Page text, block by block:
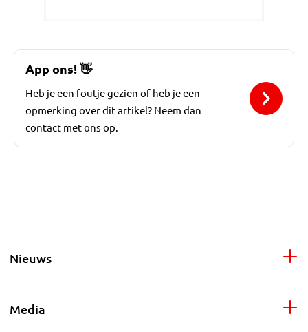
App ons!👋
Heb je een foutje gezien of heb je een
opmerking over dit artikel? Neem dan
contact met ons op.
Nieuws
Media